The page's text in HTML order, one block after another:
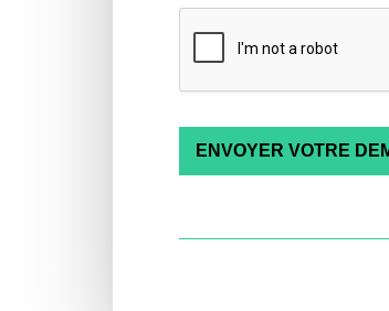
ENVOYER VOTRE